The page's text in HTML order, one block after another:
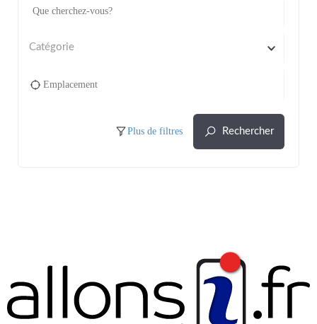
Catégorie
Plus de filtres Rechercher